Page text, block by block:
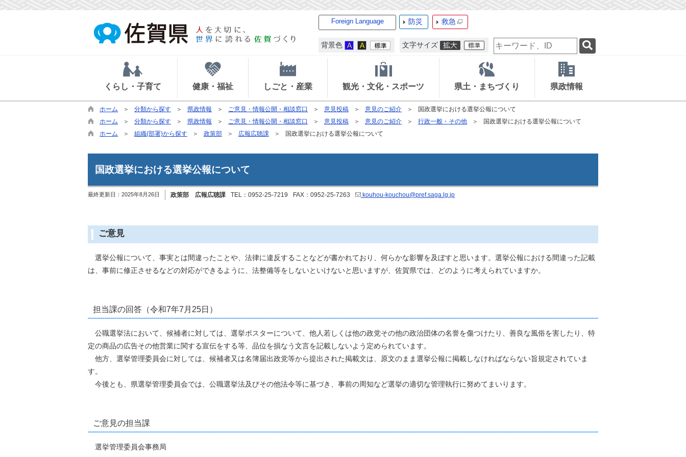
Foreign Language 防災 救急
背景色 文字サイズ
検
索
ー
ー
ド
くらし・子育て 健康・福祉 しごと・産業 観光・文化・スポーツ 県土・まちづくり 県政情報
ホーム 分類から探す 県政情報 ご意見・情報公開・相談窓口 意見投稿 意見のご紹介
国政選挙における選挙公報について
ホーム
分類から探す 県政情報 ご意見・情報公開・相談窓口 意見投稿 意見のご紹介 行政一般・その他
国政選挙における選挙公報について
ホーム
組織(部署)から探す 政策部 広報広聴課 国政選挙における選挙公報について
国政選挙における選挙公報について
最終更新日： 2025年8月26日 政策部 広報広聴課 TEL：0952-25-7219 FAX：0952-25-7263 kouhou-kouchou@pref.saga.lg.jp
ご意見
選挙公報について、事実とは間違ったことや、法律に違反することなどが書かれており、何らかな影響を及ぼすと思います。選挙公報における間違った記載
は、事前に修正させるなどの対応ができるように、法整備等をしないといけないと思いますが、佐賀県では、どのように考えられていますか。
担当課の回答（令和7年7月25日）
公職選挙法において、候補者に対しては、選挙ポスターについて、他人若しくは他の政党その他の政治団体の名誉を傷つけたり、善良な風俗を害したり、特
定の商品の広告その他営業に関する宣伝をする等、品位を損なう文言を記載しないよう定められています。
他方、選挙管理委員会に対しては、候補者又は名簿届出政党等から提出された掲載文は、原文のまま選挙公報に掲載しなければならない旨規定されていま
す。
今後とも、県選挙管理委員会では、公職選挙法及びその他法令等に基づき、事前の周知など選挙の適切な管理執行に努めてまいります。
ご意見の担当課
選挙管理委員会事務局